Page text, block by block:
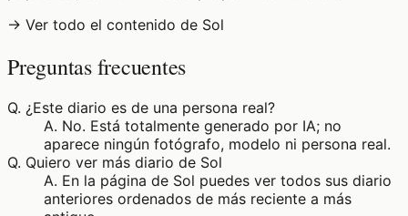
→ Ver todo el contenido de Sol
Preguntas frecuentes
Q. ¿Este diario es de una persona real?
A. No. Está totalmente generado por IA; no
aparece ningún fotógrafo, modelo ni persona real.
Q. Quiero ver más diario de Sol
A. En la página de Sol puedes ver todos sus diario
anteriores ordenados de más reciente a más